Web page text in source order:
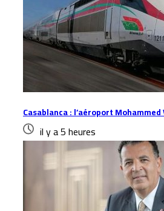
Casablanca : l’aéroport Mohammed
il y a 5 heures